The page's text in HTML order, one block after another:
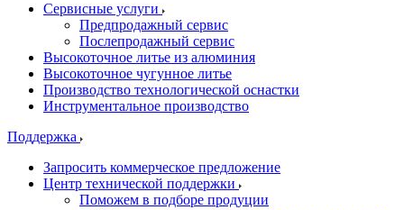
Сервисные услуги
Предпродажный сервис
Послепродажный сервис
Высокоточное литье из алюминия
Высокоточное чугунное литье
Производство технологической оснастки
Инструментальное производство
Поддержка
Запросить коммерческое предложение
Центр технической поддержки
Поможем в подборе продуции